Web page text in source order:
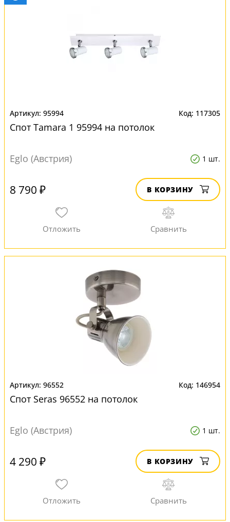
95994 117305
Спот Tamara 1 95994 на потолок
Eglo (Австрия) 1 шт.
8 790 ₽ В КОРЗИНУ
96552 146954
Спот Seras 96552 на потолок
Eglo (Австрия) 1 шт.
4 290 ₽ В КОРЗИНУ